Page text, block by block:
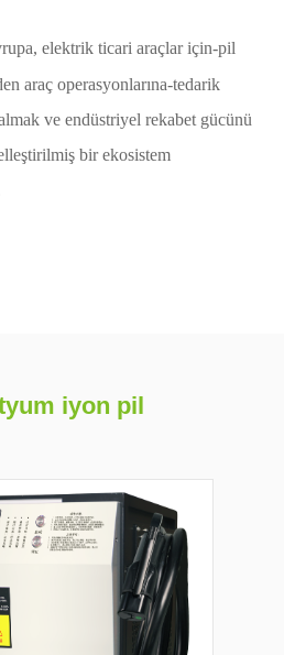
elektrik ticari araçlar için-pil
araç operasyonlarına-tedarik
ve endüstriyel rekabet gücünü
bir ekosistem
iyon pil